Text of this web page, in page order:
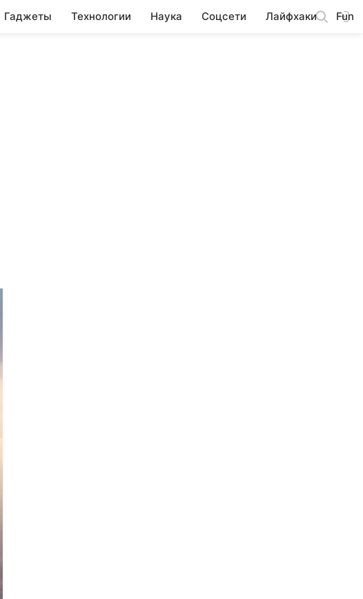
Гаджеты Технологии Наука Соцсети Лайфхаки Fun